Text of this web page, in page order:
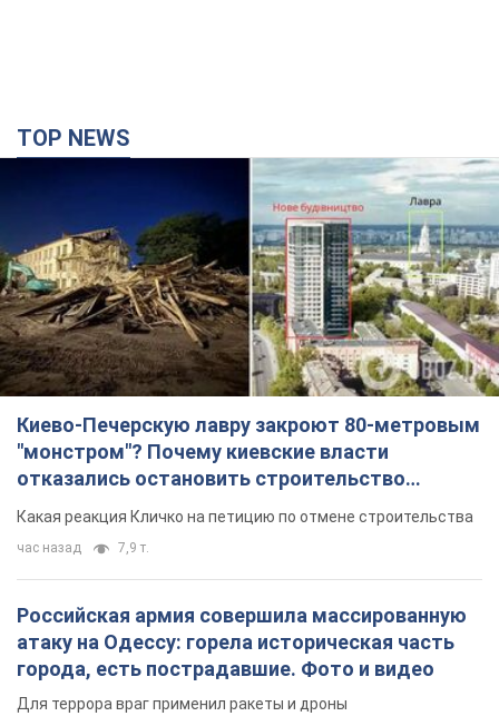
TOP NEWS
Киево-Печерскую лавру закроют 80-метровым
"монстром"? Почему киевские власти
отказались остановить строительство
небоскреба "московского верующего"
Какая реакция Кличко на петицию по отмене строительства
час назад 7,9 т.
Российская армия совершила массированную
атаку на Одессу: горела историческая часть
города, есть пострадавшие. Фото и видео
Для террора враг применил ракеты и дроны